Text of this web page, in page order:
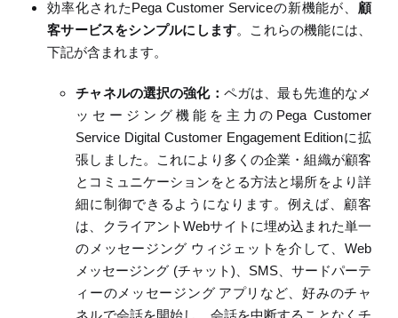
効率化された Pega Customer Serviceの新機能が、顧
客サービスをシンプルにします。これらの機能には、
下記が含まれます。
チャネルの選択の強化： ペガは、最も先進的なメ
ッセージング機能を主力の Pega Customer
Service Digital Customer Engagement Editionに拡
張しました。これにより多くの企業・組織が顧客
とコミュニケーションをとる方法と場所をより詳
細に制御できるようになります。例えば、顧客
は、クライアントWebサイトに埋め込まれた単一
のメッセージング ウィジェットを介して、Web
メッセージング (チャット) SMS、サードパーテ
ィーのメッセージング アプリなど、好みのチャ
ネルで会話を開始し、会話を中断することなくチ